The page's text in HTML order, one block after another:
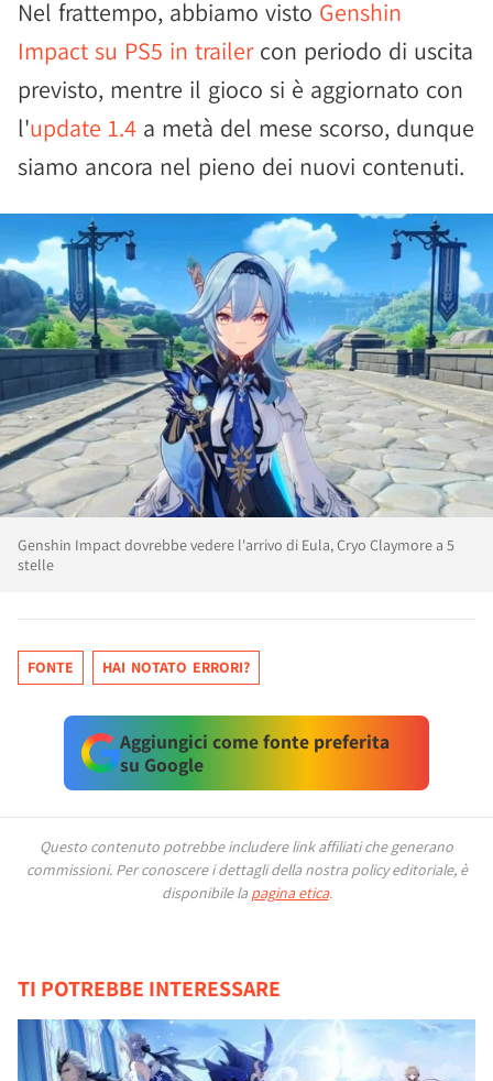
Nel frattempo, abbiamo visto Genshin
Impact su PS5 in trailercon periodo di uscita
previsto, mentre il gioco si è aggiornato con
l'update 1.4 a metà del mese scorso, dunque
siamo ancora nel pieno dei nuovi contenuti.
Genshin Impact dovrebbe vedere l'arrivo di Eula, Cryo Claymore a 5
stelle
FONTE HAI NOTATO ERRORI?
Aggiungici come fonte preferita
su Google
Questo contenuto potrebbe includere link affiliati che generano
commissioni. Per conoscere i dettagli della nostra policy editoriale, è
disponibile la pagina etica.
TI POTREBBE INTERESSARE